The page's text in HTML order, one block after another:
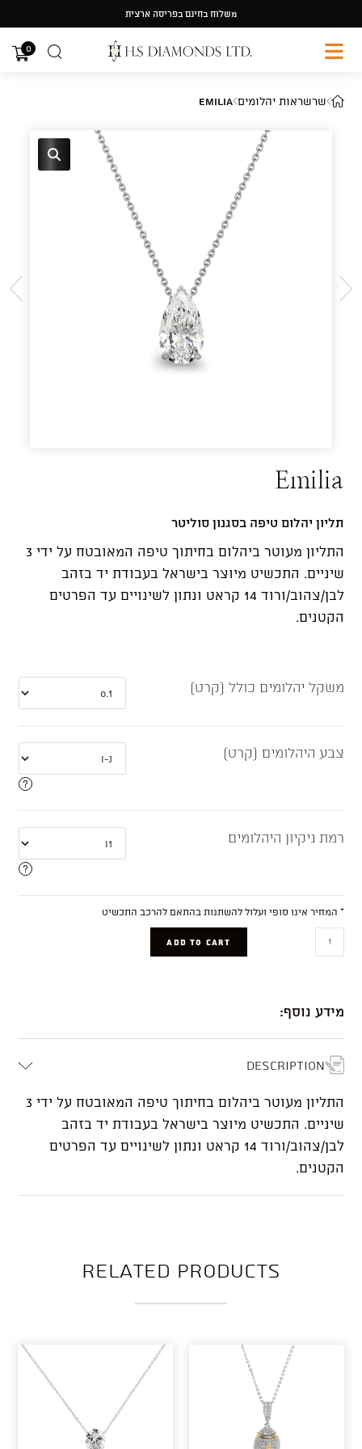
content
משלוח בחינם בפריסה ארצית
0
שרשראות יהלומים Emilia
Emilia
תליון יהלום טיפה בסגנון סוליטר
התליון מעוטר ביהלום בחיתוך טיפה המאובטח על ידי 3
שיניים. התכשיט מיוצר בישראל בעבודת יד בזהב
לבן/צהוב/ורוד 14 קראט ונתון לשינויים עד הפרטים
הקטנים.
משקל יהלומים כולל (קרט)
צבע היהלומים (קרט)
רמת ניקיון היהלומים
* המחיר אינו סופי ועלול להשתנות בהתאם להרכב התכשיט
ADD TO CART
מידע נוסף:
Description
התליון מעוטר ביהלום בחיתוך טיפה המאובטח על ידי 3
שיניים. התכשיט מיוצר בישראל בעבודת יד בזהב
לבן/צהוב/ורוד 14 קראט ונתון לשינויים עד הפרטים
הקטנים.
Related products